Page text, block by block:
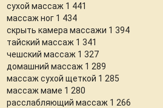
сухой массаж 1 441
массаж ног 1 434
скрыть камера массажи 1 394
тайский массаж 1 341
чешский массаж 1 327
домашний массаж 1 289
массаж сухой щеткой 1 285
массаж маме 1 280
расслабляющий массаж 1 266